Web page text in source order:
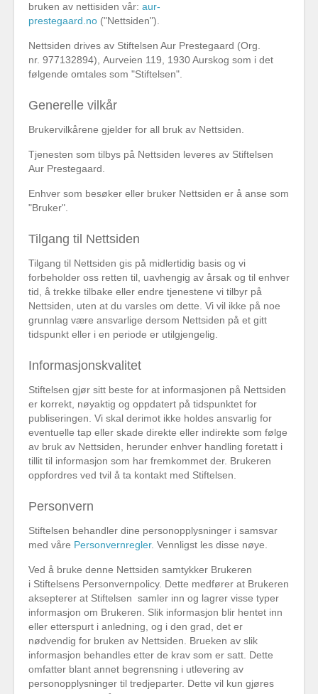
bruken av nettisiden vår: aur-
prestegaard.no ("Nettsiden").
Nettsiden drives av Stiftelsen Aur Prestegaard (Org.
nr. 977132894), Aurveien 119, 1930 Aurskog som i det
følgende omtales som "Stiftelsen".
Generelle vilkår
Brukervilkårene gjelder for all bruk av Nettsiden.
Tjenesten som tilbys på Nettsiden leveres av Stiftelsen
Aur Prestegaard.
Enhver som besøker eller bruker Nettsiden er å anse som
"Bruker".
Tilgang til Nettsiden
Tilgang til Nettsiden gis på midlertidig basis og vi
forbeholder oss retten til, uavhengig av årsak og til enhver
tid, å trekke tilbake eller endre tjenestene vi tilbyr på
Nettsiden, uten at du varsles om dette. Vi vil ikke på noe
grunnlag være ansvarlige dersom Nettsiden på et gitt
tidspunkt eller i en periode er utilgjengelig.
Informasjonskvalitet
Stiftelsen gjør sitt beste for at informasjonen på Nettsiden
er korrekt, nøyaktig og oppdatert på tidspunktet for
publiseringen. Vi skal derimot ikke holdes ansvarlig for
eventuelle tap eller skade direkte eller indirekte som følge
av bruk av Nettsiden, herunder enhver handling foretatt i
tillit til informasjon som har fremkommet der. Brukeren
oppfordres ved tvil å ta kontakt med Stiftelsen.
Personvern
Stiftelsen behandler dine personopplysninger i samsvar
med våre Personvernregler. Vennligst les disse nøye.
Ved å bruke denne Nettsiden samtykker Brukeren
i Stiftelsens Personvernpolicy. Dette medfører at Brukeren
aksepterer at Stiftelsen samler inn og lagrer visse typer
informasjon om Brukeren. Slik informasjon blir hentet inn
eller etterspurt i anledning, og i den grad, det er
nødvendig for bruken av Nettsiden. Brueken av slik
informasjon behandles etter de krav som er satt. Dette
omfatter blant annet begrensning i utlevering av
personopplysninger til tredjeparter. Dette vil kun gjøres